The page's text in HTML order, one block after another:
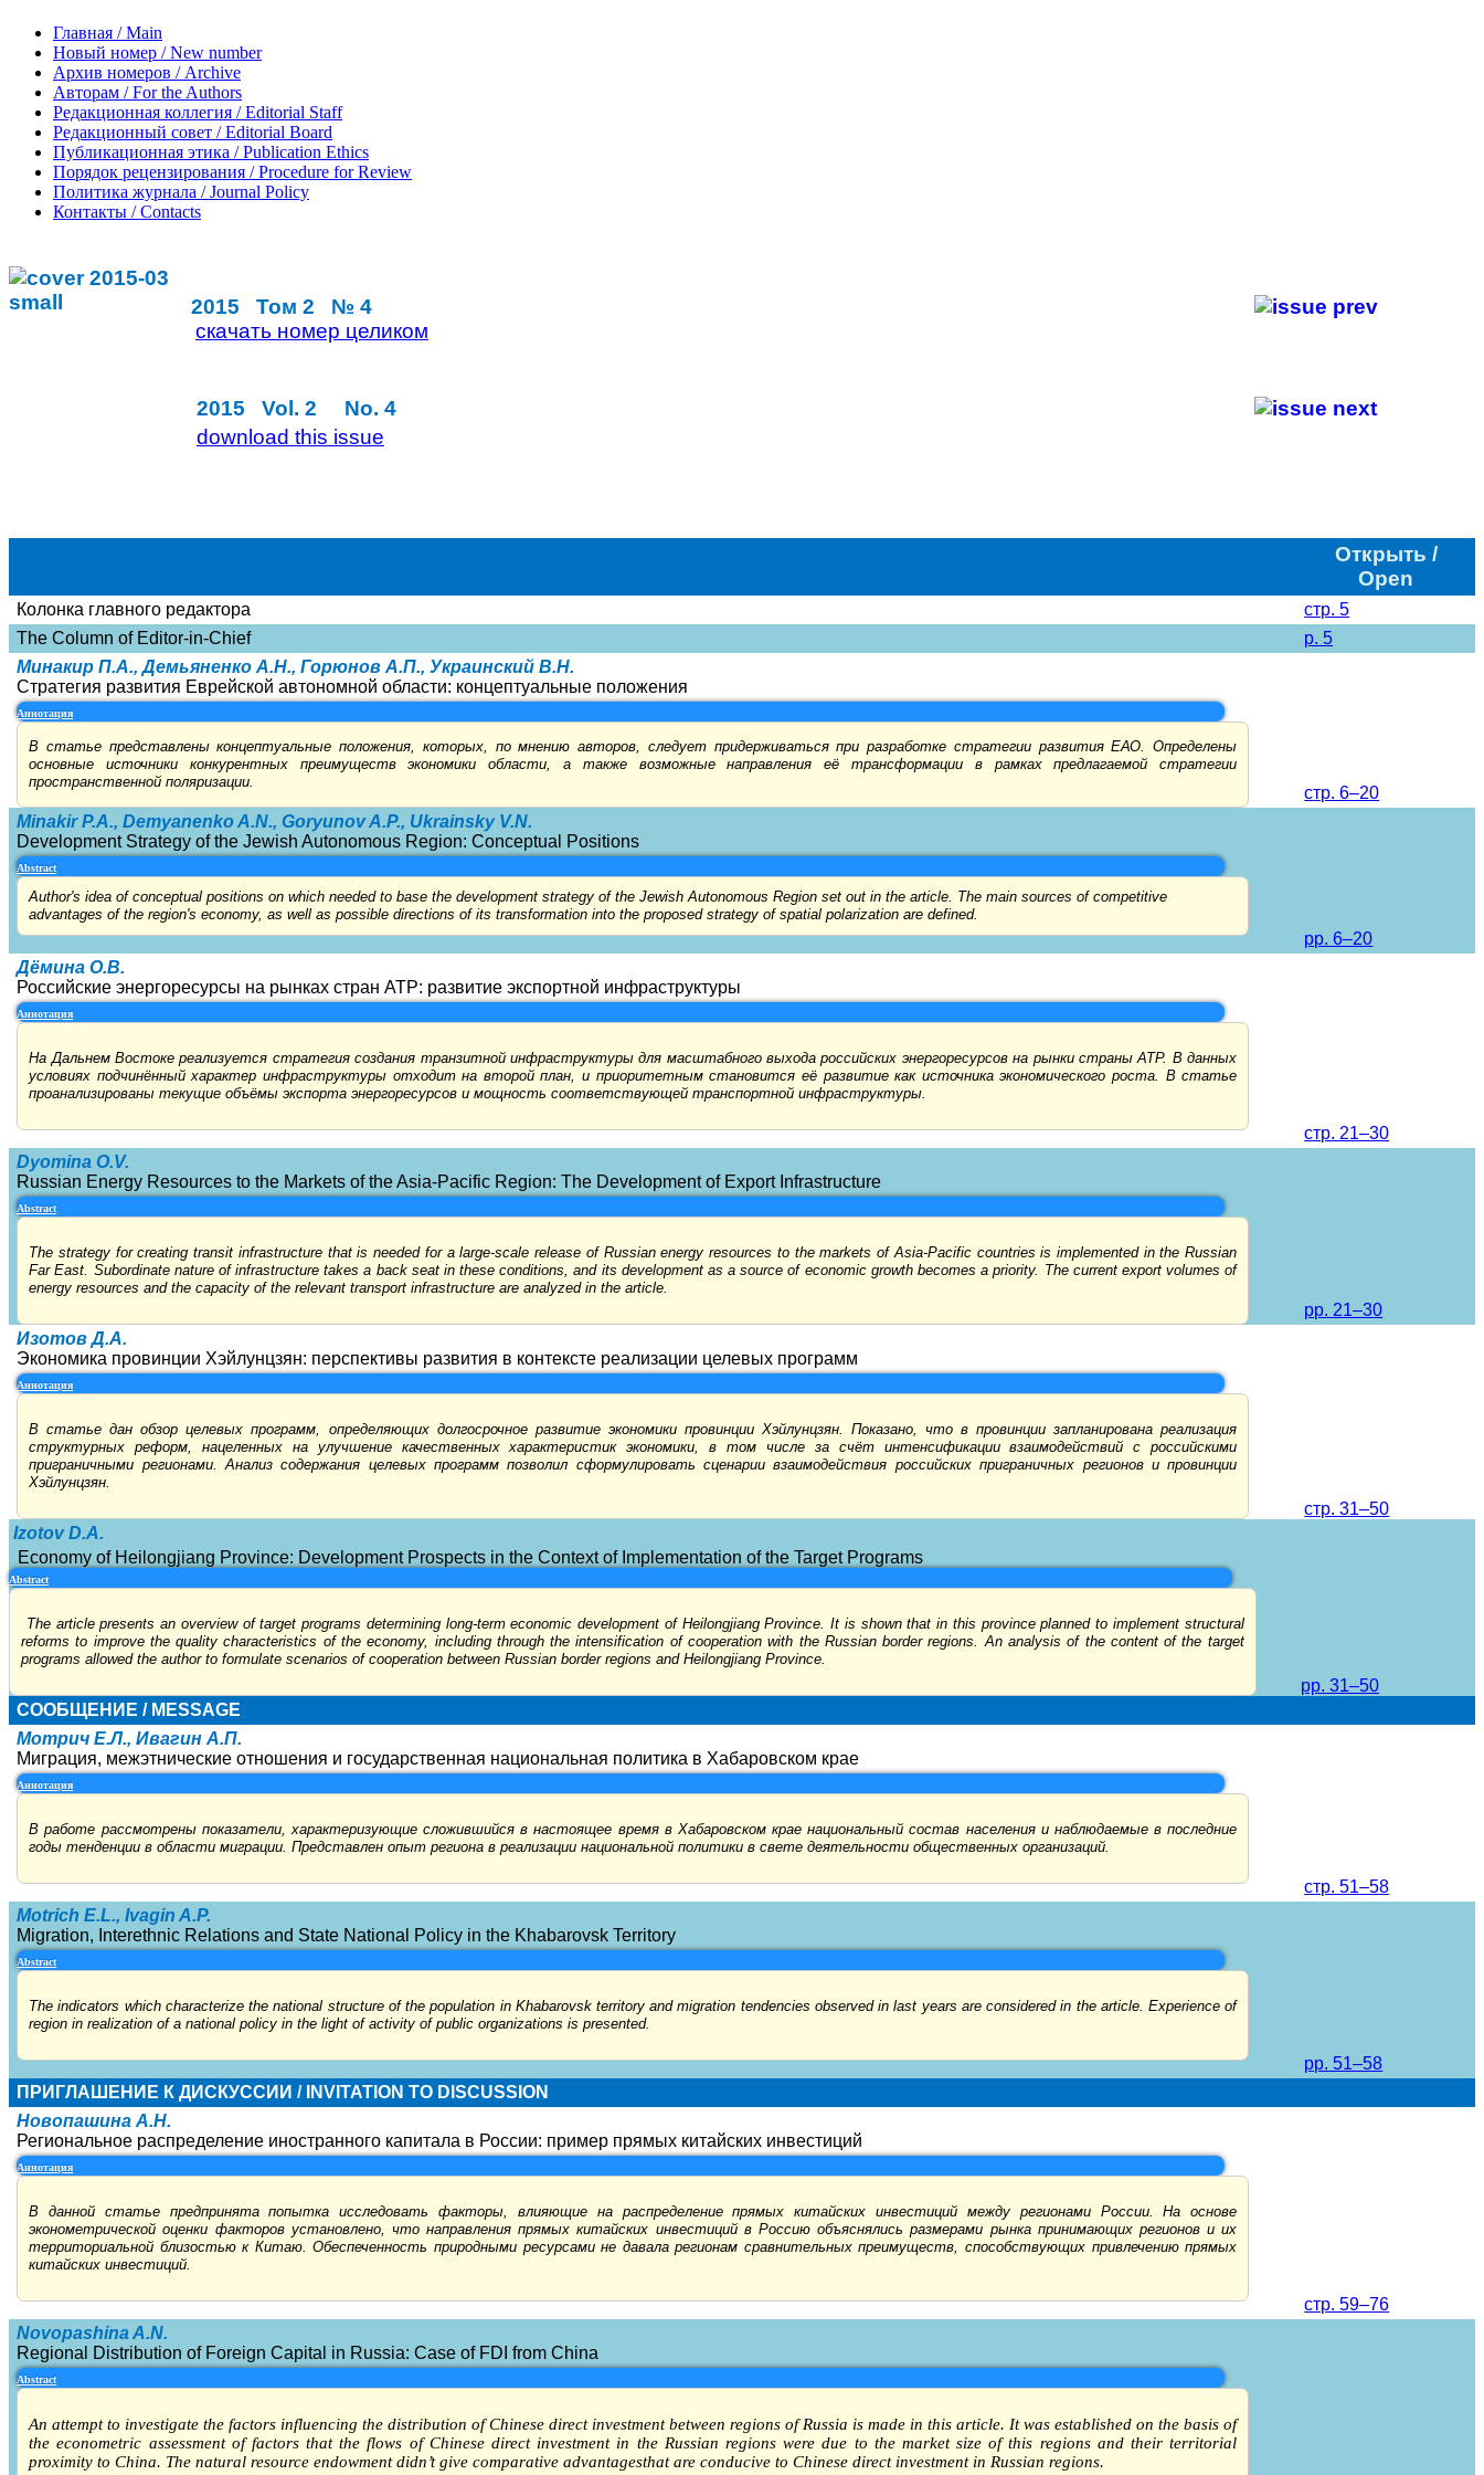
Главная / Main
Новый номер / New number
Архив номеров / Archive
Авторам / For the Authors
Редакционная коллегия / Editorial Staff
Редакционный совет / Editorial Board
Публикационная этика / Publication Ethics
Порядок рецензирования / Procedure for Review
Политика журнала / Journal Policy
Контакты / Contacts
2015 Том 2 № 4
скачать номер целиком
2015 Vol . 2 No. 4
download this issue
Открыть /
Open
Колонка главного редактора
стр. 5
The Column of Editor-in-Chief
p. 5
Минакир П.А., Демьяненко А.Н., Горюнов А.П., Украинский В.Н.
Стратегия развития Еврейской автономной области: концептуальные положения
Аннотация
В статье представлены концептуальные положения, которых, по мнению авторов, следует придерживаться при разработке стратегии развития ЕАО. Определены
основные источники конкурентных преимуществ экономики области, а также возможные направления её трансформации в рамках предлагаемой стратегии
пространственной поляризации.
стр. 6–20
Minakir P.A., Demyanenko A.N., Goryunov A.P., Ukrainsky V.N.
Development Strategy of the Jewish Autonomous Region: Conceptual Positions
Abstract
Author's idea of conceptual positions on which needed to base the development strategy of the Jewish Autonomous Region set out in the article. The main sources of competitive
advantages of the region's economy, as well as possible directions of its transformation into the proposed strategy of spatial polarization are defined.
pp. 6–20
Дёмина О.В.
Российские энергоресурсы на рынках стран АТР: развитие экспортной инфраструктуры
Аннотация
На Дальнем Востоке реализуется стратегия создания транзитной инфраструктуры для масштабного выхода российских энергоресурсов на рынки страны АТР. В данных
условиях подчинённый характер инфраструктуры отходит на второй план, и приоритетным становится её развитие как источника экономического роста. В статье
проанализированы текущие объёмы экспорта энергоресурсов и мощность соответствующей транспортной инфраструктуры.
стр. 21–30
Dyomina O.V.
Russian Energy Resources to the Markets of the Asia-Pacific Region: The Development of Export Infrastructure
Abstract
The strategy for creating transit infrastructure that is needed for a large-scale release of Russian energy resources to the markets of Asia-Pacific countries is implemented in the Russian
Far East. Subordinate nature of infrastructure takes a back seat in these conditions, and its development as a source of economic growth becomes a priority. The current export volumes of
energy resources and the capacity of the relevant transport infrastructure are analyzed in the article.
pp. 21–30
Изотов Д.А.
Экономика провинции Хэйлунцзян: перспективы развития в контексте реализации целевых программ
Аннотация
В статье дан обзор целевых программ, определяющих долгосрочное развитие экономики провинции Хэйлунцзян. Показано, что в провинции запланирована реализация
структурных реформ, нацеленных на улучшение качественных характеристик экономики, в том числе за счёт интенсификации взаимодействий с российскими
приграничными регионами. Анализ содержания целевых программ позволил сформулировать сценарии взаимодействия российских приграничных регионов и провинции
Хэйлунцзян.
стр. 31–50
Izotov D.A.
Economy of Heilongjiang Province: Development Prospects in the Context of Implementation of the Target Programs
Abstract
The article presents an overview of target programs determining long-term economic development of Heilongjiang Province. It is shown that in this province planned to implement structural
reforms to improve the quality characteristics of the economy, including through the intensification of cooperation with the Russian border regions. An analysis of the content of the target
programs allowed the author to formulate scenarios of cooperation between Russian border regions and Heilongjiang Province.
pp. 31–50
СООБЩЕНИЕ / MESSAGE
Мотрич Е.Л., Ивагин А.П.
Миграция, межэтнические отношения и государственная национальная политика в Хабаровском крае
Аннотация
В работе рассмотрены показатели, характеризующие сложившийся в настоящее время в Хабаровском крае национальный состав населения и наблюдаемые в последние
годы тенденции в области миграции. Представлен опыт региона в реализации национальной политики в свете деятельности общественных организаций.
стр. 51–58
Motrich E.L., Ivagin A.P.
Migration, Interethnic Relations and State National Policy in the Khabarovsk Territory
Abstract
The indicators which characterize the national structure of the population in Khabarovsk territory and migration tendencies observed in last years are considered in the article. Experience of
region in realization of a national policy in the light of activity of public organizations is presented.
pp. 51–58
ПРИГЛАШЕНИЕ К ДИСКУССИИ / INVITATION TO DISCUSSION
Новопашина А.Н.
Региональное распределение иностранного капитала в России: пример прямых китайских инвестиций
Аннотация
В данной статье предпринята попытка исследовать факторы, влияющие на распределение прямых китайских инвестиций между регионами России. На основе
эконометрической оценки факторов установлено, что направления прямых китайских инвестиций в Россию объяснялись размерами рынка принимающих регионов и их
территориальной близостью к Китаю. Обеспеченность природными ресурсами не давала регионам сравнительных преимуществ, способствующих привлечению прямых
китайских инвестиций.
стр. 59–76
Novopashina A.N.
Regional Distribution of Foreign Capital in Russia: Case of FDI from China
Abstract
An attempt to investigate the factors influencing the distribution of Chinese direct investment between regions of Russia is made in this article. It was established on the basis of
the econometric assessment of factors that the flows of Chinese direct investment in the Russian regions were due to the market size of this regions and their territorial
proximity to China. The natural resource endowment didn’t give comparative advantagesthat are conducive to Chinese direct investment in Russian regions.